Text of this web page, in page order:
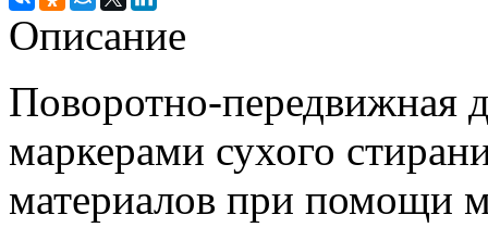
Описание
Поворотно-передвижная
маркерами сухого
материалов при помощи